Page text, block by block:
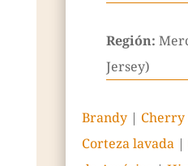
Región:
Jersey)
Brandy| Cherry
Corteza lavada|